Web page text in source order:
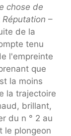
chose de
Réputation –
de la
tenu
l'empreinte
que
la moins
la trajectoire
brillant,
du n ° 2 au
le plongeon